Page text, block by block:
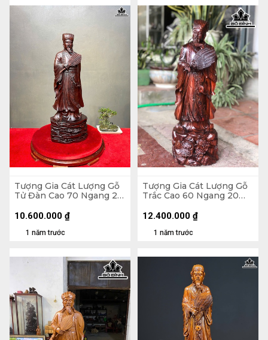
Tượng Gia Cát Lượng Gỗ
Tử Đàn Cao 70 Ngang 26
1 năm trước
10.600.000 ₫
Tượng Gia Cát Lượng Gỗ
Trắc Cao 60 Ngang 20
1 năm trước
12.400.000 ₫